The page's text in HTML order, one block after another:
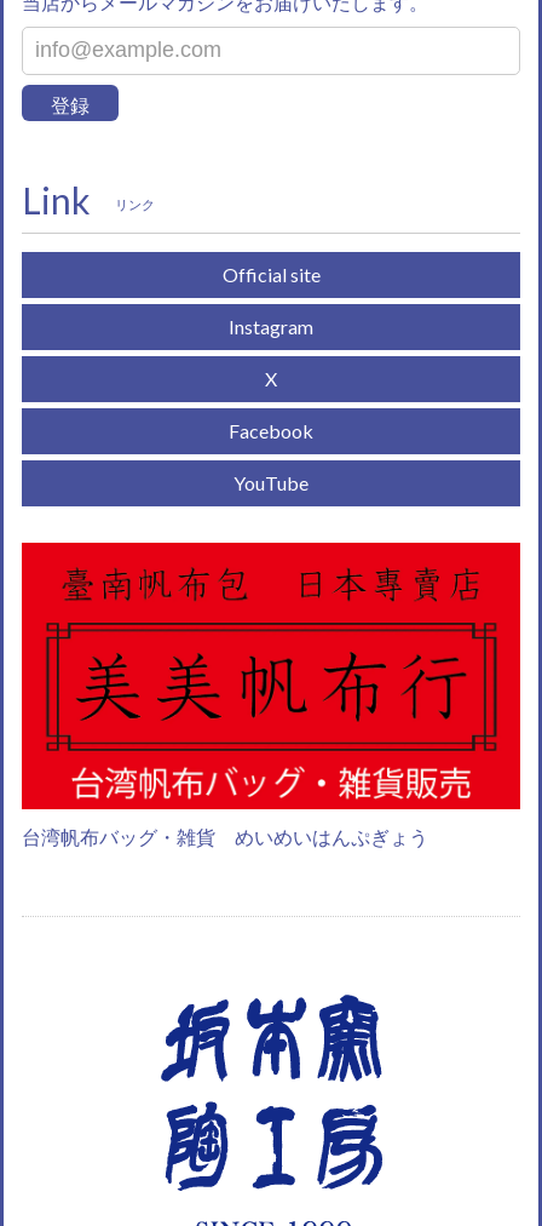
登録
Link リンク
Official site
Instagram
X
Facebook
YouTube
台湾帆布バッグ・雑貨 めいめいはんぷぎょう